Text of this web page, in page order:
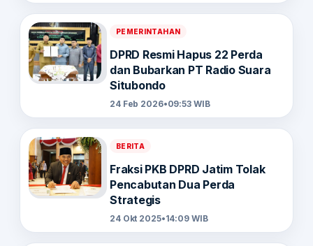
PEMERINTAHAN
DPRD Resmi Hapus 22 Perda
dan Bubarkan PT Radio Suara
Situbondo
24 Feb 2026•09:53 WIB
BERITA
Fraksi PKB DPRD Jatim Tolak
Pencabutan Dua Perda
Strategis
24 Okt 2025•14:09 WIB